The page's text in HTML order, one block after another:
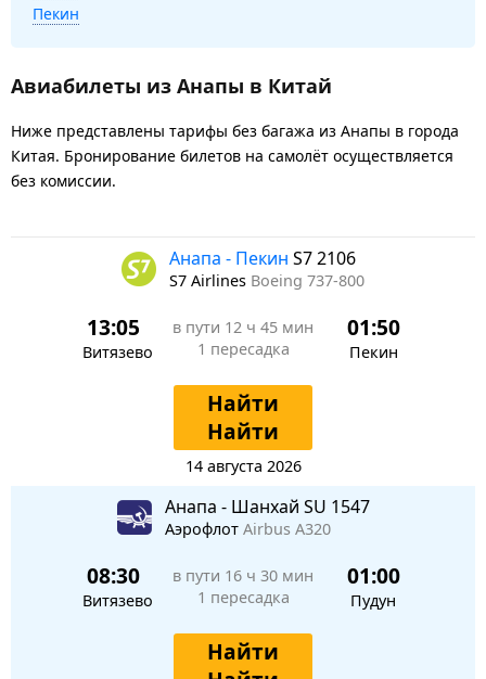
Пекин
Авиабилеты из Анапы в Китай
Ниже представлены тарифы без багажа из Анапы в города
Китая. Бронирование билетов на самолёт осуществляется
без комиссии.
Анапа - Пекин S7 2106
S7 Airlines Boeing 737-800
13:05
Витязево
в пути 12 ч 45 мин
1 пересадка
01:50
Пекин
Найти
Найти
14 августа 2026
Анапа - Шанхай SU 1547
Аэрофлот Airbus A320
08:30
Витязево
в пути 16 ч 30 мин
1 пересадка
01:00
Пудун
Найти